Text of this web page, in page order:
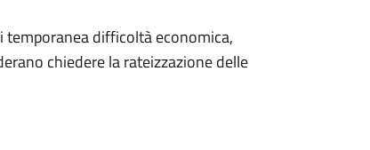
difficoltà economica,
chiedere la rateizzazione delle